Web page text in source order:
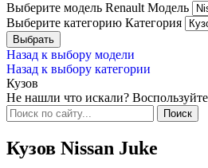
Выберите модель Renault Модель
Выберите категорию Категория
Назад к выбору модели
Назад к выбору категории
Кузов
Не нашли что искали?
Кузов Nissan Juke